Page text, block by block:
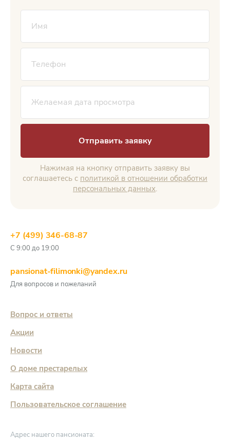
Отправить заявку
Нажимая на кнопку отправить заявку вы
соглашаетесь с политикой в отношении обработки
персональных данных.
+7 (499) 346-68-87
С 9:00 до 19:00
pansionat-filimonki@yandex.ru
Для вопросов и пожеланий
Адрес нашего пансионата:
Вопрос и ответы
Акции
Новости
О доме престарелых
Карта сайта
Пользовательское соглашение